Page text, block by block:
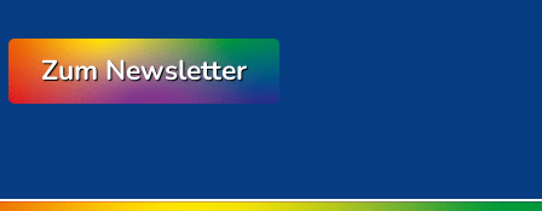
Zum Newsletter